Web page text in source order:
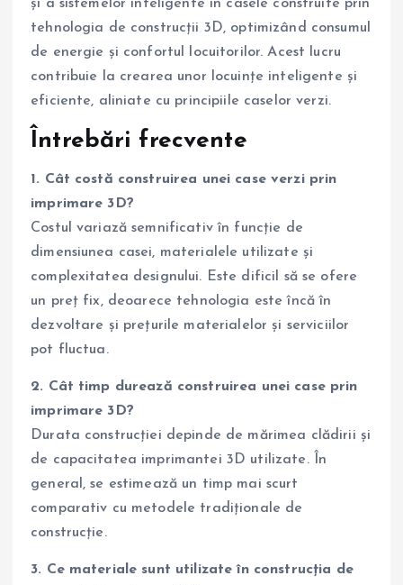
și a sistemelor inteligente în casele construite prin
tehnologia de construcții 3D, optimizând consumul
de energie și confortul locuitorilor. Acest lucru
contribuie la crearea unor locuințe inteligente și
eficiente, aliniate cu principiile caselor verzi.
Întrebări frecvente
1. Cât costă construirea unei case verzi prin
imprimare 3D?
Costul variază semnificativ în funcție de
dimensiunea casei, materialele utilizate și
complexitatea designului. Este dificil să se ofere
un preț fix, deoarece tehnologia este încă în
dezvoltare și prețurile materialelor și serviciilor
pot fluctua.
2. Cât timp durează construirea unei case prin
imprimare 3D?
Durata construcției depinde de mărimea clădirii și
de capacitatea imprimantei 3D utilizate. În
general, se estimează un timp mai scurt
comparativ cu metodele tradiționale de
construcție.
3. Ce materiale sunt utilizate în construcția de